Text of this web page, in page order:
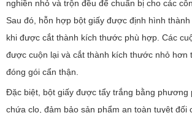
nghiền nhỏ và trộn đều để chuẩn bị cho các
Sau đó, hỗn hợp bột giấy được định hình
khi được cắt thành kích thước phù hợp. Các
được cuộn lại và cắt thành kích thước nhỏ hơn
đóng gói cẩn thận.
Đặc biệt, bột giấy được tẩy trắng bằng phương
chứa clo, đảm bảo sản phẩm an toàn tuyệt đối